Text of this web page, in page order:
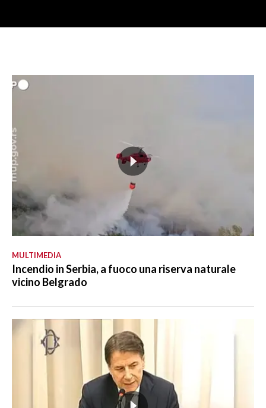
MULTIMEDIA
Incendio in Serbia, a fuoco una riserva naturale
vicino Belgrado